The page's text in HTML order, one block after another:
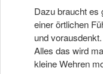
Dazu braucht es
einer örtlichen
und vorausdenkt.
Alles das wird
kleine Wehren